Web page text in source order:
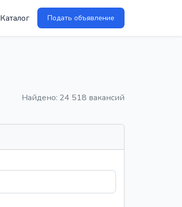
Каталог Подать объявление
Найдено: 24 518 вакансий